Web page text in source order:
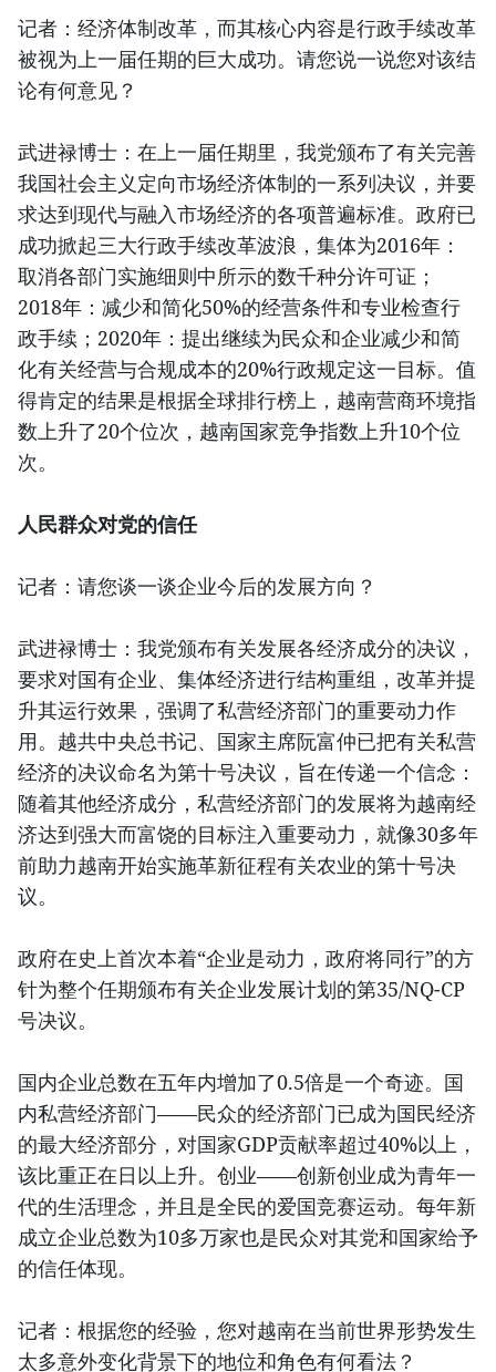
记者：经济体制改革，而其核心内容是行政手续改革
被视为上一届任期的巨大成功。请您说一说您对该结
论有何意见？
武进禄博士：在上一届任期里，我党颁布了有关完善
我国社会主义定向市场经济体制的一系列决议，并要
求达到现代与融入市场经济的各项普遍标准。政府已
成功掀起三大行政手续改革波浪，集体为2016年：
取消各部门实施细则中所示的数千种分许可证；
2018年：减少和简化50%的经营条件和专业检查行
政手续；2020年：提出继续为民众和企业减少和简
化有关经营与合规成本的20%行政规定这一目标。值
得肯定的结果是根据全球排行榜上，越南营商环境指
数上升了20个位次，越南国家竞争指数上升10个位
次。
人民群众对党的信任
记者：请您谈一谈企业今后的发展方向？
武进禄博士：我党颁布有关发展各经济成分的决议，
要求对国有企业、集体经济进行结构重组，改革并提
升其运行效果，强调了私营经济部门的重要动力作
用。越共中央总书记、国家主席阮富仲已把有关私营
经济的决议命名为第十号决议，旨在传递一个信念：
随着其他经济成分，私营经济部门的发展将为越南经
济达到强大而富饶的目标注入重要动力，就像30多年
前助力越南开始实施革新征程有关农业的第十号决
议。
政府在史上首次本着“企业是动力，政府将同行”的方
针为整个任期颁布有关企业发展计划的第35/NQ-CP
号决议。
国内企业总数在五年内增加了0.5倍是一个奇迹。国
内私营经济部门——民众的经济部门已成为国民经济
的最大经济部分，对国家GDP贡献率超过40%以上，
该比重正在日以上升。创业——创新创业成为青年一
代的生活理念，并且是全民的爱国竞赛运动。每年新
成立企业总数为10多万家也是民众对其党和国家给予
的信任体现。
记者：根据您的经验，您对越南在当前世界形势发生
太多意外变化背景下的地位和角色有何看法？